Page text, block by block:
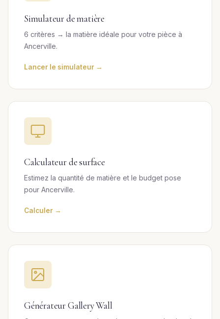
Simulateur de matière
6 critères → la matière idéale pour votre pièce à
Ancerville.
Lancer le simulateur →
Calculateur de surface
Estimez la quantité de matière et le budget pose
pour Ancerville.
Calculer →
Générateur Gallery Wall